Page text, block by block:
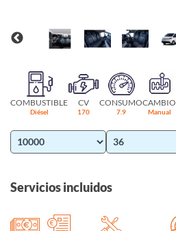
COMBUSTIBLE
Diésel
CV
170
CONSUMO
7.9
CAMBIO
Manual
Servicios incluidos